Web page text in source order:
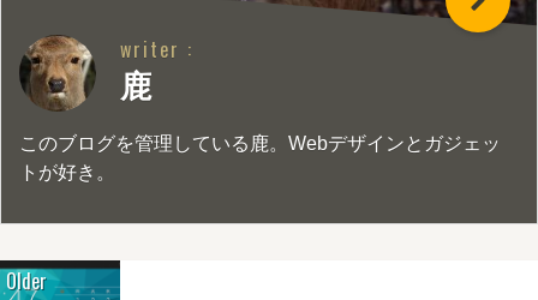
writer :
鹿
このブログを管理している鹿。Webデザインとガジェッ
トが好き。
Older